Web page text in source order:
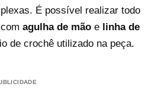
É possível realizar todo
agulha de mão e linha de
de crochê utilizado na peça.